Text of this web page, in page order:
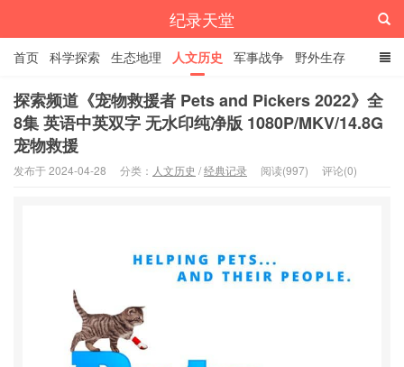
纪录天堂
首页 科学探索 生态地理 人文历史 军事战争 野外生存
经典纪录 4K纪录片 精品资源
探索频道《宠物救援者 Pets and Pickers 2022》全
8集 英语中英双字 无水印纯净版 1080P/MKV/14.8G
宠物救援
发布于 2024-04-28 分类： 人文历史 /经典记录 阅读(997) 评论(0)